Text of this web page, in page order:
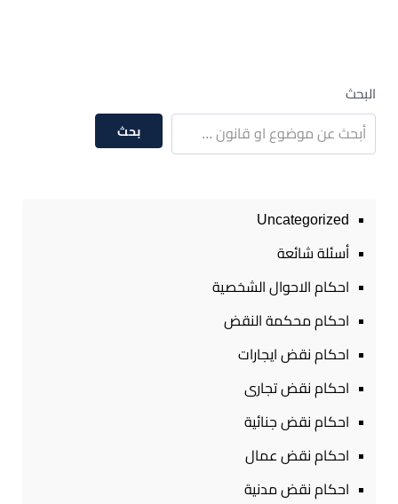
البحث
بحث
Uncategorized
أسئلة شائعة
احكام الاحوال الشخصية
احكام محكمة النقض
احكام نقض ايجارات
احكام نقض تجارى
احكام نقض جنائية
احكام نقض عمال
احكام نقض مدنية